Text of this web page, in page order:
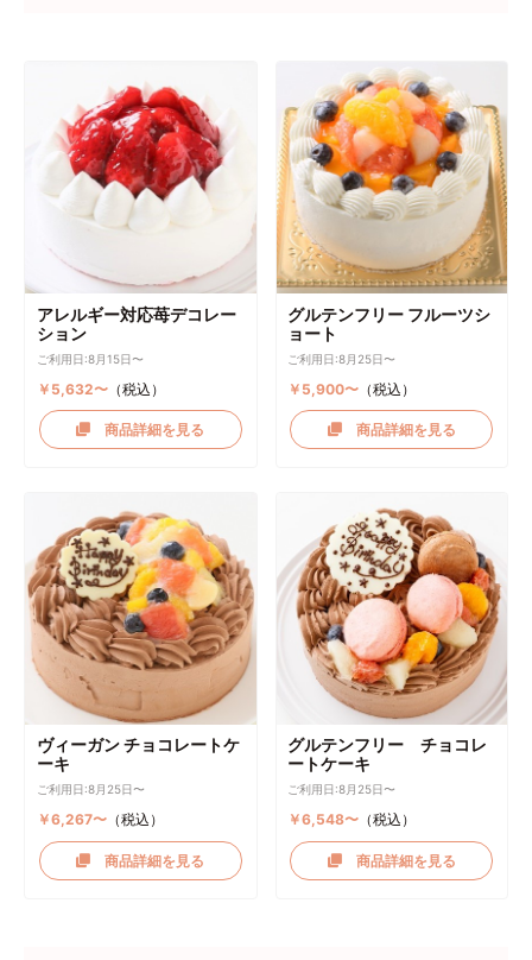
アレルギー対応苺デコレー
ション
ご利用日:8月15日〜
￥5,632〜（税込）
商品詳細を見る
グルテンフリー フルーツシ
ョート
ご利用日:8月25日〜
￥5,900〜 （税込）
商品詳細を見る
ヴィーガン チョコレートケ
ーキ
ご利用日:8月25日〜
￥6,267〜（税込）
商品詳細を見る
グルテンフリー チョコレ
ートケーキ
ご利用日:8月25日〜
￥6,548〜 （税込）
商品詳細を見る